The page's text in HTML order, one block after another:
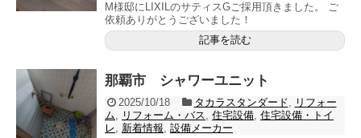
M様邸にLIXILのサティスGご採用頂きました。 ご
依頼ありがとうございました！
記事を読む
那覇市 シャワーユニット
2025/10/18 タカラスタンダード, リフォー
ム, リフォーム・バス, 住宅設備, 住宅設備・トイ
レ, 新着情報, 設備メーカー